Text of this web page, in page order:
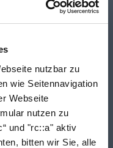
nutzbar zu
wie Seitennavigation
Webseite
nutzen zu
und "rc::a" aktiv
bitten wir Sie, alle